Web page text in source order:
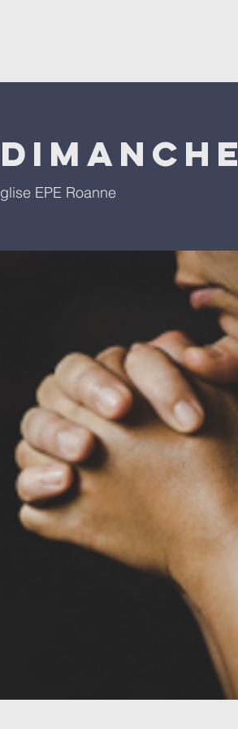
EPE Roanne